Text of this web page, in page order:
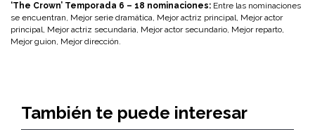
‘The Crown’ Temporada 6 – 18 nominaciones: Entre las nominaciones
se encuentran, Mejor serie dramática, Mejor actriz principal, Mejor actor
principal, Mejor actriz secundaria, Mejor actor secundario, Mejor reparto,
Mejor guion, Mejor dirección.
También te puede interesar